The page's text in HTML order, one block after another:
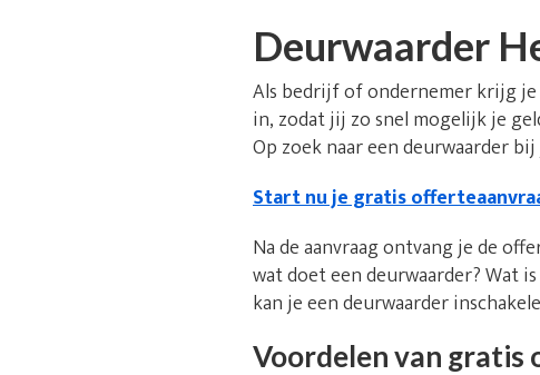
Deurwaarder
Als bedrijf of ondernemer krijg je
in, zodat jij zo snel mogelijk je
Op zoek naar een deurwaarder
Start nu je gratis
Na de aanvraag ontvang je de
wat doet een deurwaarder? Wat
kan je een deurwaarder
Voordelen van